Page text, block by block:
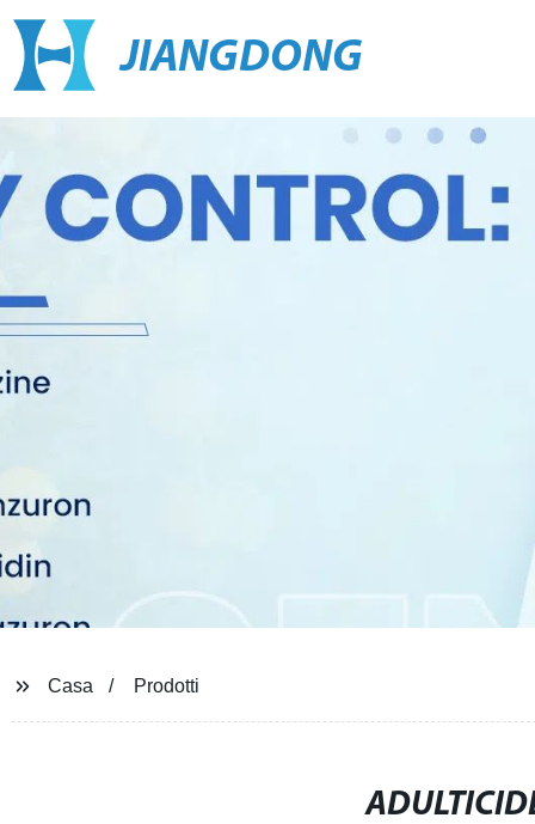
JIANGDONG
Casa Prodotti